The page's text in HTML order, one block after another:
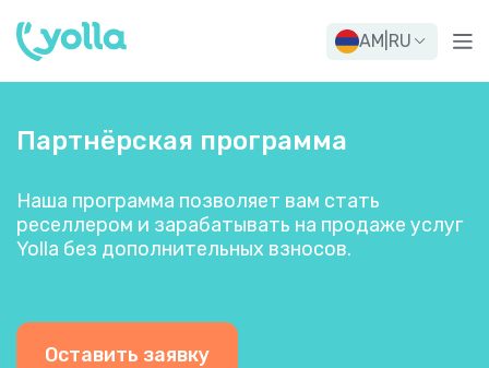
AM RU
Партнёрская программа
Наша программа позволяет вам стать
реселлером и зарабатывать на продаже услуг
Yolla без дополнительных взносов.
Оставить заявку